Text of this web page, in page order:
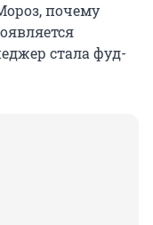
почему
стала фуд-